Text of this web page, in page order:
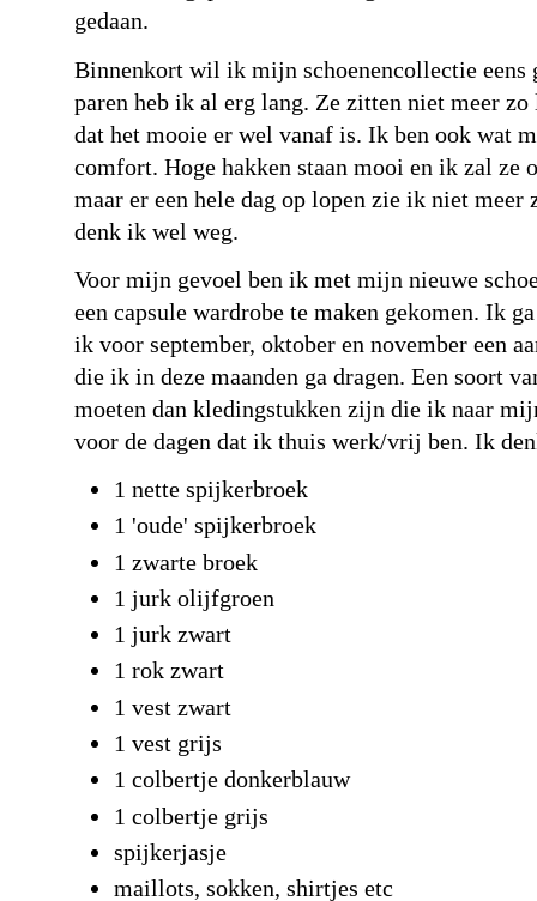
gedaan.
Binnenkort wil ik mijn schoenencollectie eens
paren heb ik al erg lang. Ze zitten niet meer
dat het mooie er wel vanaf is. Ik ben ook wat
comfort. Hoge hakken staan mooi en ik zal ze
maar er een hele dag op lopen zie ik niet meer
denk ik wel weg.
Voor mijn gevoel ben ik met mijn nieuwe
een capsule wardrobe te maken gekomen. Ik
ik voor september, oktober en november een
die ik in deze maanden ga dragen. Een soort
moeten dan kledingstukken zijn die ik naar
voor de dagen dat ik thuis werk/vrij ben. Ik
1 nette spijkerbroek
1 'oude' spijkerbroek
1 zwarte broek
1 jurk olijfgroen
1 jurk zwart
1 rok zwart
1 vest zwart
1 vest grijs
1 colbertje donkerblauw
1 colbertje grijs
spijkerjasje
maillots, sokken, shirtjes etc